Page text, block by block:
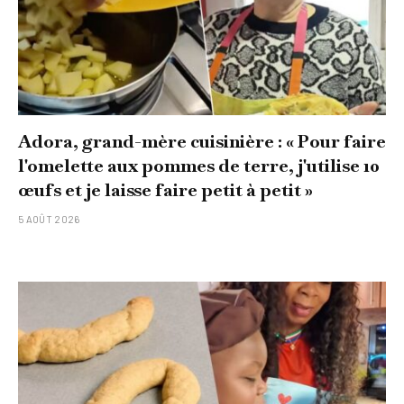
Adora, grand-mère cuisinière : « Pour faire
l'omelette aux pommes de terre, j'utilise 10
œufs et je laisse faire petit à petit »
5 AOÛT 2026